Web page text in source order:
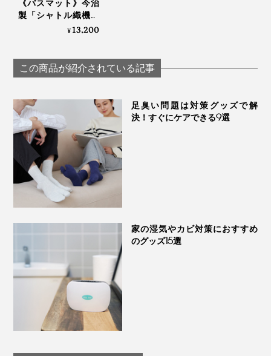
ペットや子どもがうっかりバスマットの上で粗相をして
たってしまった場合は、すぐに染み込まない泡タイプの
漂白剤をかけ、すぐに水で洗い流してください。表面上
髪の毛やホコリがからまることもなく、洗濯の手間も省
けて、マットがずれたりヨレたりするストレスも解消。
これは相当コスパが高いと思います！
デザインもシンプルで、どんなインテリアにもなじむ感
じ。新築や引っ越し祝いのプレゼントにも喜ばれそうで
す。
《バスマット》今治
製「シャトル織機」
でゆっくり織った、
¥13,200
この商品が紹介されている記事
足臭い問題は対策グッズで解
決！すぐにケアできる9選
家の湿気やカビ対策におすすめ
のグッズ15選